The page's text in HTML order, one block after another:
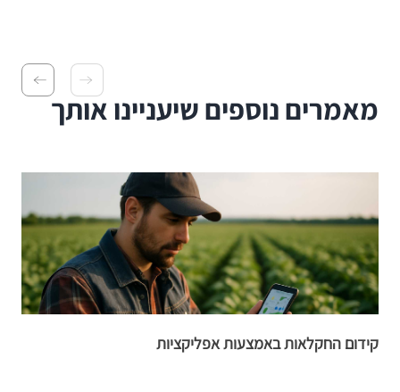
מאמרים נוספים שיעניינו אותך
קידום החקלאות באמצעות אפליקציות